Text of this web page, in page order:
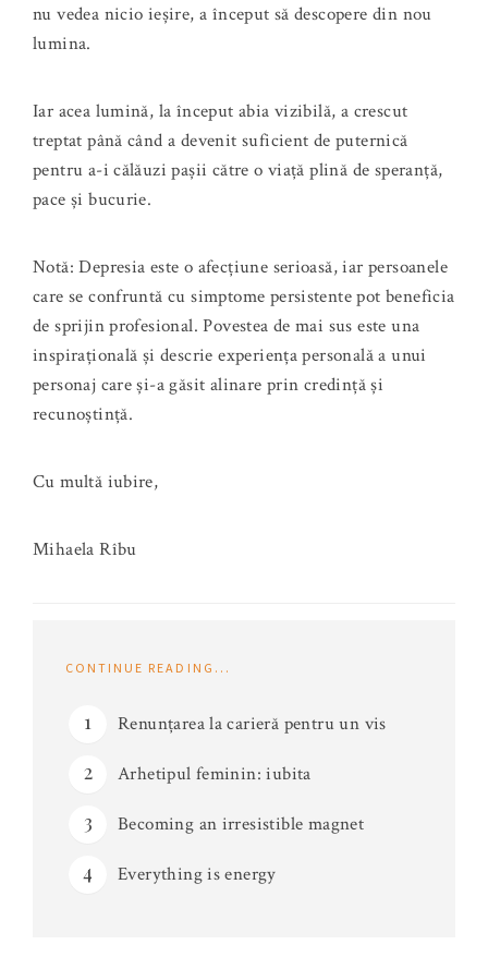
nu vedea nicio ieșire, a început să descopere din nou
lumina.
Iar acea lumină, la început abia vizibilă, a crescut
treptat până când a devenit suficient de puternică
pentru a-i călăuzi pașii către o viață plină de speranță,
pace și bucurie.
Notă: Depresia este o afecțiune serioasă, iar persoanele
care se confruntă cu simptome persistente pot beneficia
de sprijin profesional. Povestea de mai sus este una
inspirațională și descrie experiența personală a unui
personaj care și-a găsit alinare prin credință și
recunoștință.
Cu multă iubire,
Mihaela Rîbu
CONTINUE READING...
Renunțarea la carieră pentru un vis
Arhetipul feminin: iubita
Becoming an irresistible magnet
Everything is energy